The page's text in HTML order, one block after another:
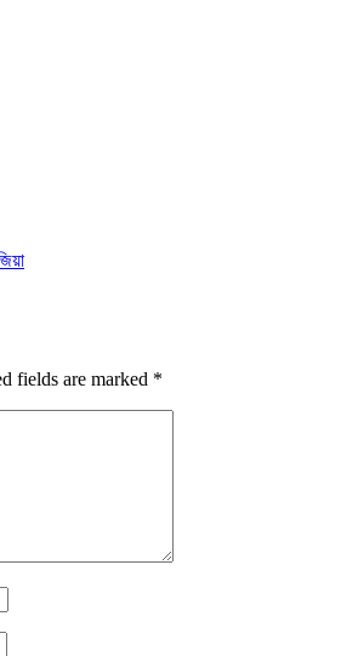
fields are marked *